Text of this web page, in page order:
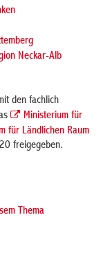
Neckar-Alb
den fachlich
Ministerium für
für Ländlichen Raum
freigegeben.
Thema